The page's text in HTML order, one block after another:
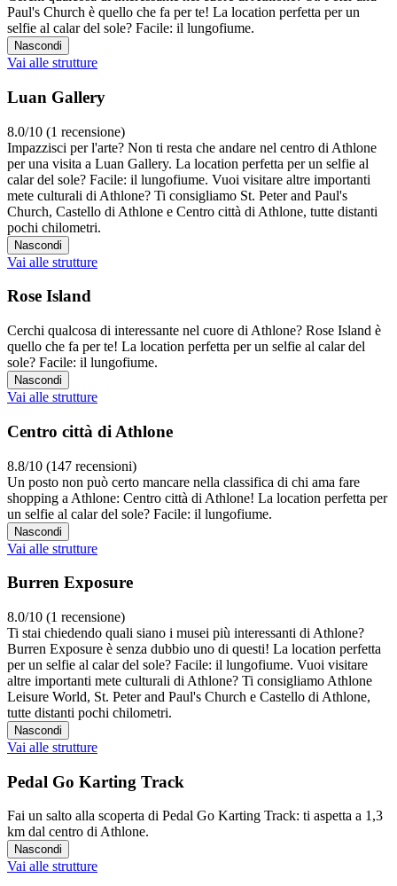
Paul's Church è quello che fa per te! La location perfetta per un
selfie al calar del sole? Facile: il lungofiume.
Nascondi
Vai alle strutture
Luan Gallery
8.0/10 (1 recensione)
Impazzisci per l'arte? Non ti resta che andare nel centro di Athlone
per una visita a Luan Gallery. La location perfetta per un selfie al
calar del sole? Facile: il lungofiume. Vuoi visitare altre importanti
mete culturali di Athlone? Ti consigliamo St. Peter and Paul's
Church, Castello di Athlone e Centro città di Athlone, tutte distanti
pochi chilometri.
Nascondi
Vai alle strutture
Rose Island
Cerchi qualcosa di interessante nel cuore di Athlone? Rose Island è
quello che fa per te! La location perfetta per un selfie al calar del
sole? Facile: il lungofiume.
Nascondi
Vai alle strutture
Centro città di Athlone
8.8/10 (147 recensioni)
Un posto non può certo mancare nella classifica di chi ama fare
shopping a Athlone: Centro città di Athlone! La location perfetta per
un selfie al calar del sole? Facile: il lungofiume.
Nascondi
Vai alle strutture
Burren Exposure
8.0/10 (1 recensione)
Ti stai chiedendo quali siano i musei più interessanti di Athlone?
Burren Exposure è senza dubbio uno di questi! La location perfetta
per un selfie al calar del sole? Facile: il lungofiume. Vuoi visitare
altre importanti mete culturali di Athlone? Ti consigliamo Athlone
Leisure World, St. Peter and Paul's Church e Castello di Athlone,
tutte distanti pochi chilometri.
Nascondi
Vai alle strutture
Pedal Go Karting Track
Fai un salto alla scoperta di Pedal Go Karting Track: ti aspetta a 1,3
km dal centro di Athlone.
Nascondi
Vai alle strutture